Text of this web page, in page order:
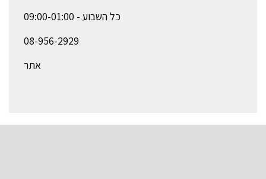
כל השבוע - 09:00-01:00
08-956-2929
אתר